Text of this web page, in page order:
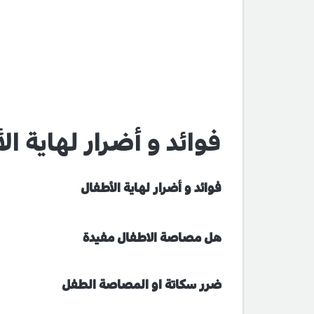
فوائد و أضرار لهاية
فوائد و أضرار لهاية الأطفال
هل مصاصة الاطفال مفيدة
ضرر سكاتة او المصاصة الطفل